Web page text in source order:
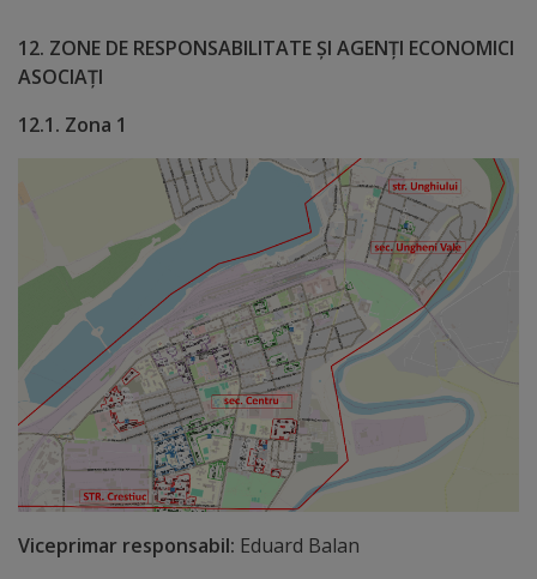
Buget
și
Taxe
locale
Strategii
și
programe
Deplasări
Bugetare
participativă
Utile
12. ZONE DE RESPONSABILITATE ȘI AGENȚI ECONOMICI
ASOCIAȚI
12.1. Zona 1
Viceprimar responsabil: Eduard Balan